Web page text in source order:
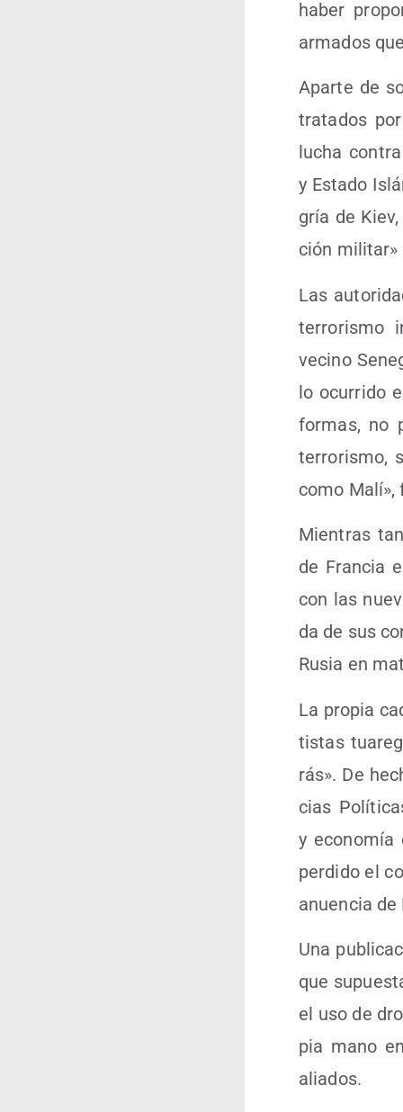
haber
arma­dos
Apar­te de
tra­ta­dos
lucha
y Esta­do
gría de
ción
Las
terro­ris­mo
vecino
lo ocu­rri­do
for­mas, no
terro­ris­mo,
como Malí»,
Mien­tras
de Fran­cia
con las
da de sus
Rusia en
La pro­pia
tis­tas
rás». De
cias
y
per­di­do el
anuen­cia de
Una
que
el uso de
pia mano
aliados.